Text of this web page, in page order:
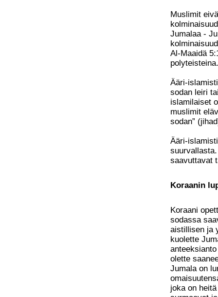
Muslimit
Jumalaa -
Al-Maaidä
polyteisteina.
Ääri-
sodan leiri
islamilaiset
muslimit
sodan”
Ääri-
saavuttavat
Koraanin
Koraani
sodassa
aistillisen ja
kuolette
olette
Jumala on
joka on